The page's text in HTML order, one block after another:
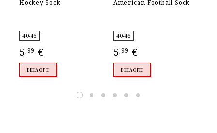
Hockey Sock
40-46
5,99 €
ΕΠΙΛΟΓΉ
American Football Sock
40-46
5,99 €
ΕΠΙΛΟΓΉ